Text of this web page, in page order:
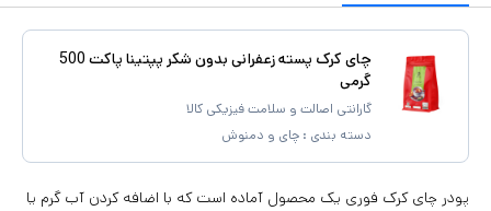
چای کرک پسته زعفرانی بدون شکر پپتینا پاکت 500
گرمی
گارانتی اصالت و سلامت فیزیکی کالا
دسته بندی : چای و دمنوش
پودر چای کرک فوری یک محصول آماده است که با اضافه کردن آب گرم یا